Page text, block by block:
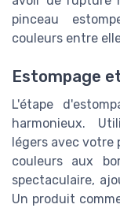
pinceau
couleurs entre
Estompage
L'étape
harmonieux.
légers avec votre
couleurs aux
spectaculaire,
Un produit